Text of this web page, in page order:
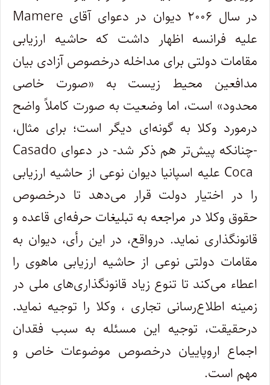
در سال ۲۰۰۶ دیوان در دعوای آقای
Mamere
علیه فرانسه اظهار داشت که حاشیه ارزیابی
مقامات دولتی برای مداخله درخصوص آزادی بیان
مدافعین محیط زیست به «صورت خاصی
محدود» است، اما وضعیت به صورت کاملاً واضح
درمورد وکلا به گونهای دیگر است؛ برای مثال،
-چنانکه پیشتر هم ذکر شد- در دعوای Casado
Coca علیه اسپانیا دیوان نوعی از حاشیه ارزیابی
را در اختیار دولت قرار میدهد تا درخصوص
حقوق وکلا در مراجعه به تبلیغات حرفهای قاعده و
قانونگذاری نماید. درواقع، در این رأی، دیوان به
مقامات دولتی نوعی از حاشیه ارزیابی ماهوی را
اعطاء میکند تا تنوع زیاد قانونگذاریهای ملی در
زمینه اطلاعرسانی تجاری ، وکلا را توجیه نماید.
درحقیقت، توجیه این مسئله به سبب فقدان
اجماع اروپاییان درخصوص موضوعات خاص و
مهم است.